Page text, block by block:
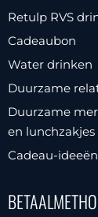
Retulp RVS
Cadeaubon
Water drinken
Duurzame
Duurzame
en lunchzakjes
Cadeau-